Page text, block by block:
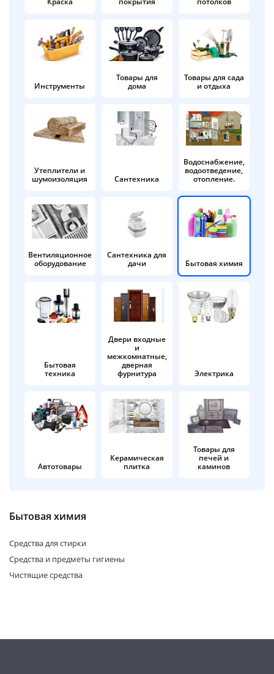
Инструменты
Товары для
дома
Товары для сада
и отдыха
Утеплители и
шумоизоляция
Сантехника
Водоснабжение,
водоотведение,
отопление.
Вентиляционное
оборудование
Сантехника для
дачи
Бытовая химия
Бытовая
техника
Двери входные
и
межкомнатные,
дверная
фурнитура
Электрика
Автотовары
Керамическая
плитка
Товары для
печей и
каминов
Бытовая химия
Средства для стирки
Средства и предметы гигиены
Чистящие средства
в корзину
Оплачивайте сегодня только
25% картой любого банка
Получайте товар
выбранный способом
Оставшиеся
% будут
по25%каждые 2 недели
Подробнее
об оплате Плайтом
раз в 2
недели
раз в 2 недели
Остались вопросы?
8 800 302-02-51
plait.ru